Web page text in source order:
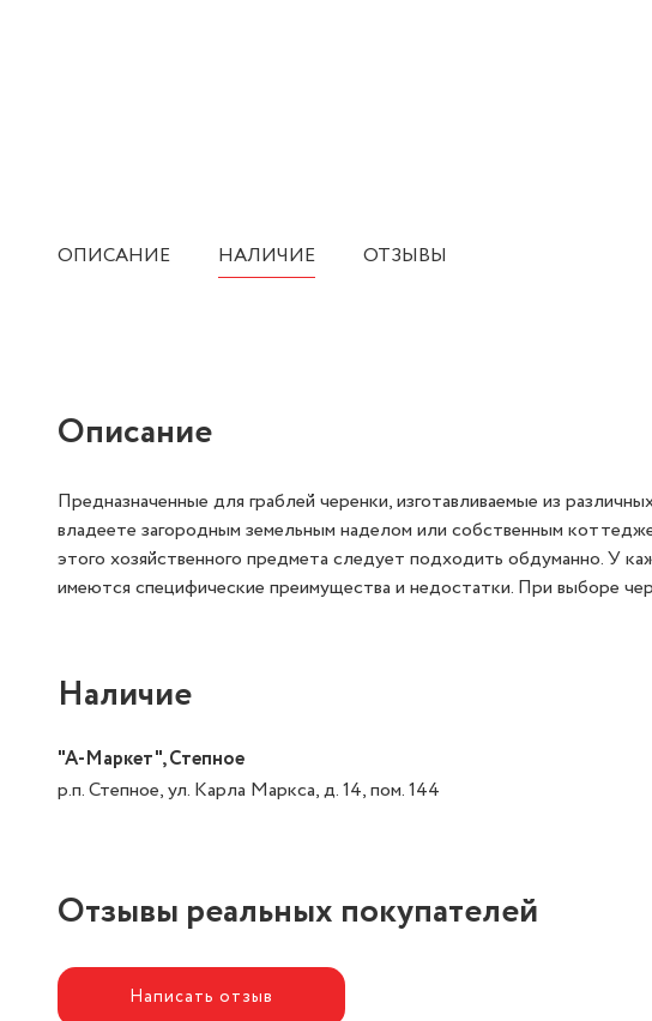
ОПИСАНИЕ НАЛИЧИЕ ОТЗЫВЫ
Описание
Предназначенные для граблей черенки, изготавливаемые из
владеете загородным земельным наделом или собственным
этого хозяйственного предмета следует подходить обдуманно. У
имеются специфические преимущества и недостатки. При выборе
Наличие
"А-Маркет", Степное
р.п. Степное, ул. Карла Маркса, д. 14, пом. 144
Отзывы реальных покупателей
Написать отзыв